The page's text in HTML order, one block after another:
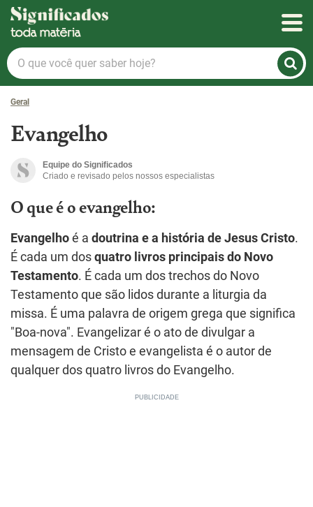
Significados
O
que
você
quer
hoje?
Geral
Evangelho
Equipe do Significados
Criado e revisado pelos nossos especialistas
O que é o evangelho:
Evangelho é a doutrina e a história de Jesus Cristo.
É cada um dos quatro livros principais do Novo
Testamento. É cada um dos trechos do Novo
Testamento que são lidos durante a liturgia da
missa. É uma palavra de origem grega que significa
"Boa-nova". Evangelizar é o ato de divulgar a
mensagem de Cristo e evangelista é o autor de
qualquer dos quatro livros do Evangelho.